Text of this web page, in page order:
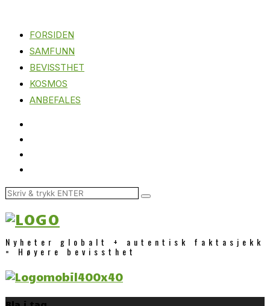
FORSIDEN
SAMFUNN
BEVISSTHET
KOSMOS
ANBEFALES
Nyheter globalt + autentisk faktasjekk
= Høyere bevissthet